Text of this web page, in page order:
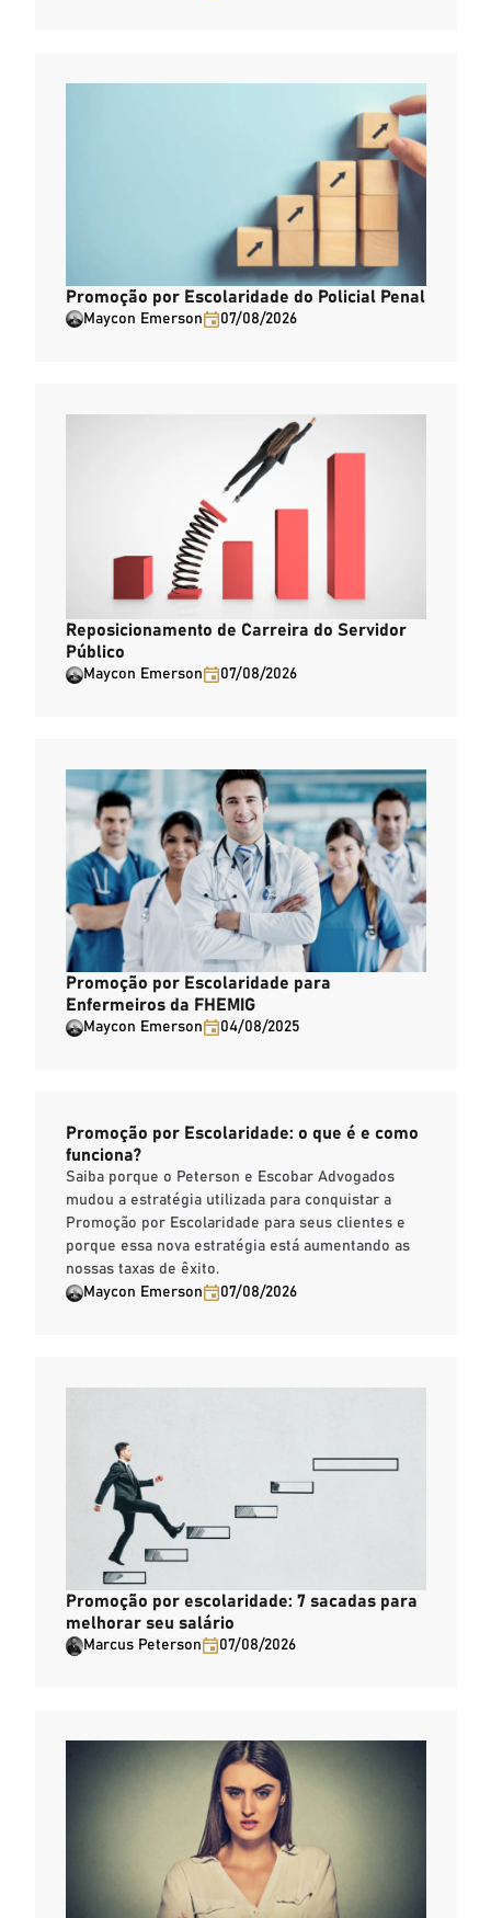
Promoção por Escolaridade do Policial Penal
Maycon Emerson 07/08/2026
Reposicionamento de Carreira do Servidor
Público
Maycon Emerson 07/08/2026
Promoção por Escolaridade para
Enfermeiros da FHEMIG
Maycon Emerson 04/08/2025
Promoção por Escolaridade: o que é e como
funciona?
Saiba porque o Peterson e Escobar Advogados
mudou a estratégia utilizada para conquistar a
Promoção por Escolaridade para seus clientes e
porque essa nova estratégia está aumentando as
nossas taxas de êxito.
Maycon Emerson
07/08/2026
Promoção por escolaridade: 7 sacadas para
melhorar seu salário
Marcus Peterson 07/08/2026